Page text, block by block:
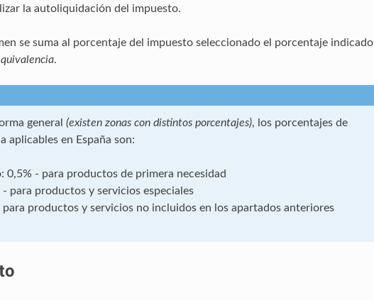
la autoliquidación del impuesto.
se suma al porcentaje del impuesto seleccionado el porcentaje indicado
.
general (existen zonas con distintos porcentajes), los porcentajes de
aplicables en España son:
0,5% - para productos de primera necesidad
- para productos y servicios especiales
para productos y servicios no incluidos en los apartados anteriores